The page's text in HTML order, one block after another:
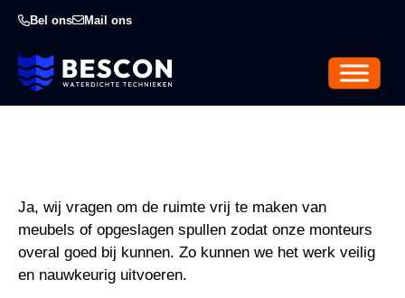
Bel ons Mail ons
Ja, wij vragen om de ruimte vrij te maken van
meubels of opgeslagen spullen zodat onze monteurs
overal goed bij kunnen. Zo kunnen we het werk veilig
en nauwkeurig uitvoeren.